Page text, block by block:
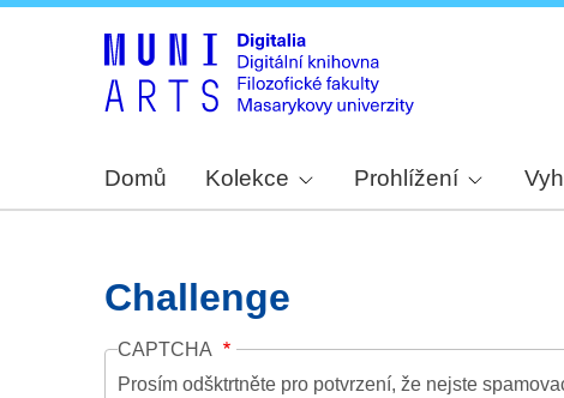
Domů Kolekce Prohlížení
Challenge
CAPTCHA
Prosím odšktrtněte pro potvrzení, že nejste